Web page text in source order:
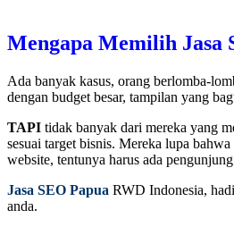
Mengapa Memilih Jasa
Ada banyak kasus, orang berlomba-
dengan budget besar, tampilan yang
TAPI tidak banyak dari mereka yang
sesuai target bisnis. Mereka lupa bahwa
website, tentunya harus ada
Jasa SEO Papua RWD Indonesia,
anda.